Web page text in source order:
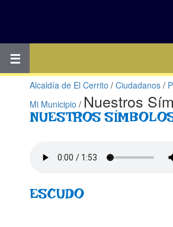
☰
Alcaldía de El Cerrito / Ciudadanos /
Mi Municipio / Nuestros
NUESTROS
ESCUDO